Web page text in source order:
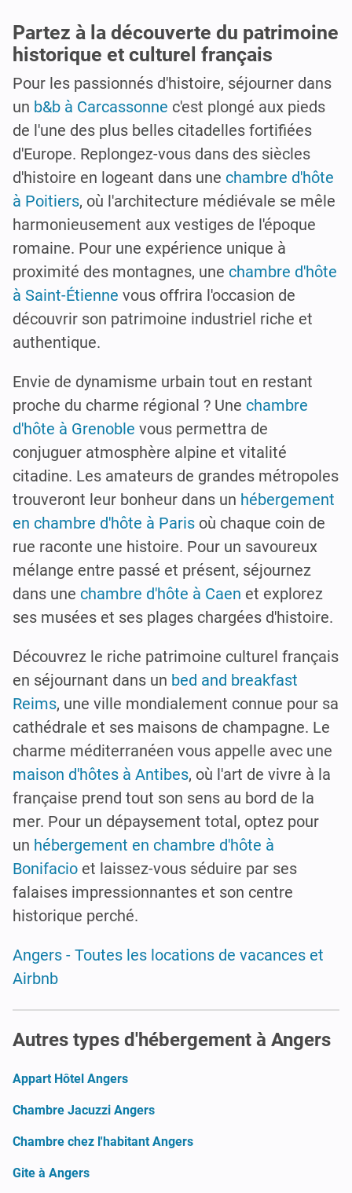
Partez à la découverte du patrimoine
historique et culturel français
Pour les passionnés d'histoire, séjourner dans
un b&b à Carcassonne c'est plongé aux pieds
de l'une des plus belles citadelles fortifiées
d'Europe. Replongez-vous dans des siècles
d'histoire en logeant dans une chambre d'hôte
à Poitiers, où l'architecture médiévale se mêle
harmonieusement aux vestiges de l'époque
romaine. Pour une expérience unique à
proximité des montagnes, une chambre d'hôte
à Saint-Étienne vous offrira l'occasion de
découvrir son patrimoine industriel riche et
authentique.
Envie de dynamisme urbain tout en restant
proche du charme régional ? Une chambre
d'hôte à Grenoble vous permettra de
conjuguer atmosphère alpine et vitalité
citadine. Les amateurs de grandes métropoles
trouveront leur bonheur dans un hébergement
en chambre d'hôte à Paris où chaque coin de
rue raconte une histoire. Pour un savoureux
mélange entre passé et présent, séjournez
dans une chambre d'hôte à Caen et explorez
ses musées et ses plages chargées d'histoire.
Découvrez le riche patrimoine culturel français
en séjournant dans un bed and breakfast
Reims, une ville mondialement connue pour sa
cathédrale et ses maisons de champagne. Le
charme méditerranéen vous appelle avec une
maison d'hôtes à Antibes, où l'art de vivre à la
française prend tout son sens au bord de la
mer. Pour un dépaysement total, optez pour
un hébergement en chambre d'hôte à
Bonifacio et laissez-vous séduire par ses
falaises impressionnantes et son centre
historique perché.
Angers - Toutes les locations de vacances et
Airbnb
Autres types d'hébergement à Angers
Appart Hôtel Angers
Chambre Jacuzzi Angers
Chambre chez l'habitant Angers
Gite à Angers